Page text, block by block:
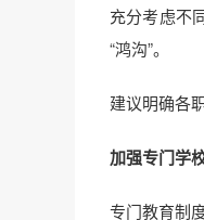
充分考虑不
“鸿沟”。
建议明确各
加强专门学
专门教育制